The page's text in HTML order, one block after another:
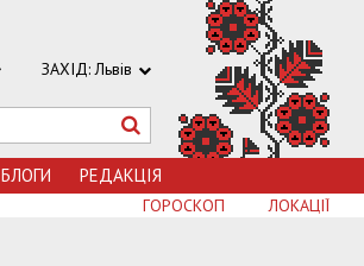
ЗАХІД: Львів
БЛОГИ РЕДАКЦІЯ
ЛОКАЦІЇ
ГОРОСКОП